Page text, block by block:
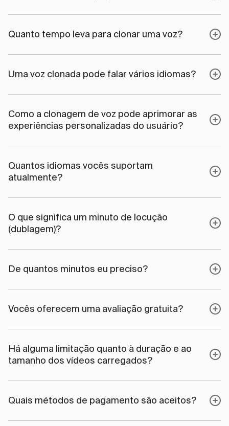
Quanto tempo leva para clonar uma voz?
Uma voz clonada pode falar vários idiomas?
Como a clonagem de voz pode aprimorar as
experiências personalizadas do usuário?
Quantos idiomas vocês suportam
atualmente?
O que significa um minuto de locução
(dublagem)?
De quantos minutos eu preciso?
Vocês oferecem uma avaliação gratuita?
Há alguma limitação quanto à duração e ao
tamanho dos vídeos carregados?
Quais métodos de pagamento são aceitos?